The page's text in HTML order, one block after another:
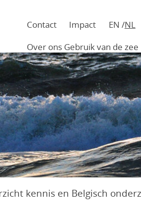
in
hoofding
Contact Impact EN NL
Main
navigation
Over ons Gebruik van de zee
kennis en Belgisch